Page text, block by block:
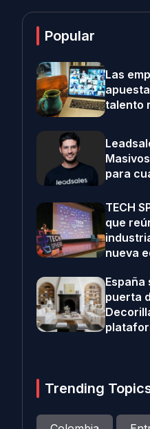
Popular
Las
talento
para
TECH
que
nueva
España
puerta
Trending